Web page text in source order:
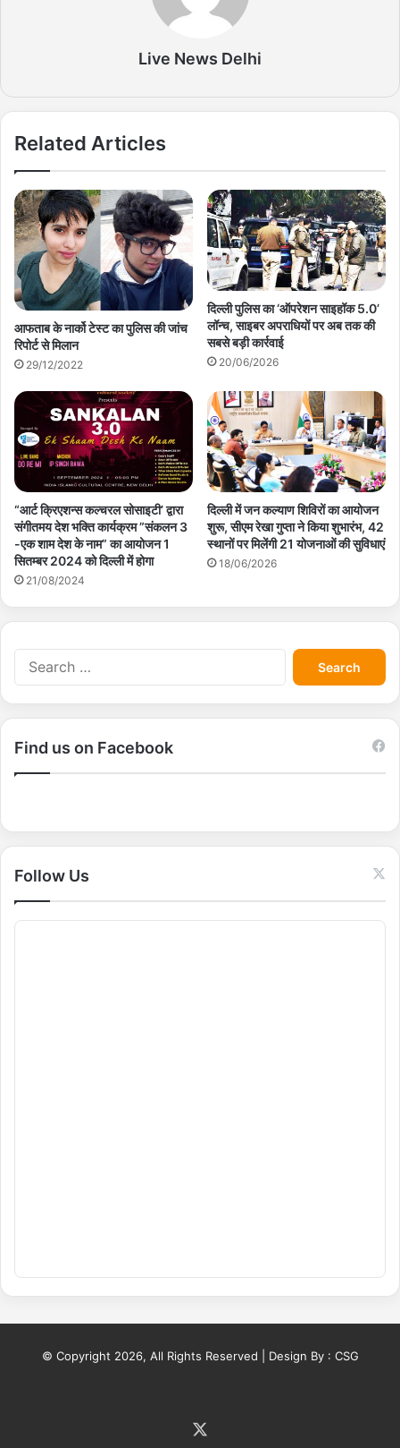
Live News Delhi
Related Articles
आफताब के नार्को टेस्ट का पुलिस की जांच
रिपोर्ट से मिलान
29/12/2022
दिल्ली पुलिस का ‘ऑपरेशन साइहॉक 5.0’
लॉन्च, साइबर अपराधियों पर अब तक की
सबसे बड़ी कार्रवाई
20/06/2026
“आर्ट क्रिएशन्स कल्चरल सोसाइटी’ द्वारा
संगीतमय देश भक्ति कार्यक्रम ”संकलन 3
-एक शाम देश के नाम” का आयोजन 1
सितम्बर 2024 को दिल्ली में होगा
21/08/2024
दिल्ली में जन कल्याण शिविरों का आयोजन
शुरू, सीएम रेखा गुप्‍ता ने किया शुभारंभ, 42
स्थानों पर मिलेंगी 21 योजनाओं की सुविधाएं
18/06/2026
S
e
a
r
r
Find us on Facebook
Follow Us
© Copyright 2026, All Rights Reserved | Design By : CSG